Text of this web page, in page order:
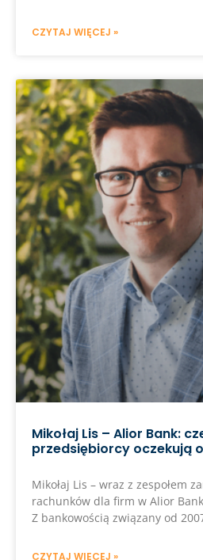
CZYTAJ WIĘCEJ »
Mikołaj Lis – Alior Bank:
przedsiębiorcy oczekują
Mikołaj Lis – wraz z zespołem
rachunków dla firm w Alior
Z bankowością związany od
CZYTAJ WIĘCEJ »